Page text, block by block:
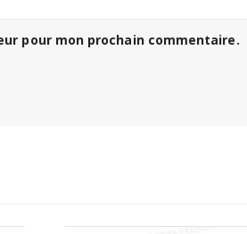
pour mon prochain commentaire.